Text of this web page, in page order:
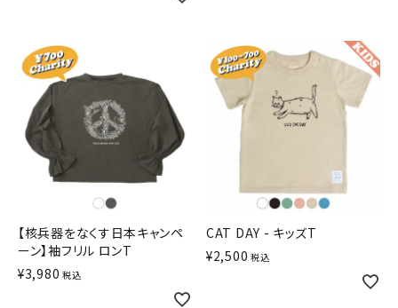
【核兵器をなくす日本キャンペ
ーン】袖フリル ロンT
¥3,980 税込
CAT DAY - キッズT
¥2,500 税込